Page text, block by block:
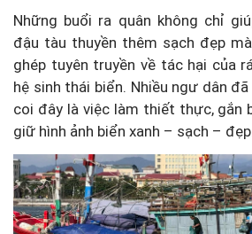
Những buổi ra quân không chỉ
đậu tàu thuyền thêm sạch đẹp
ghép tuyên truyền về tác hại của
hệ sinh thái biển. Nhiều ngư dân
coi đây là việc làm thiết thực, gắn
giữ hình ảnh biển xanh – sạch –